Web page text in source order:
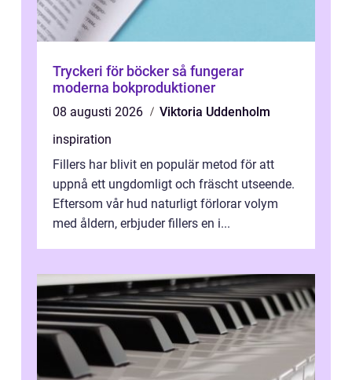
Tryckeri för böcker så fungerar
moderna bokproduktioner
08 augusti 2026
Viktoria Uddenholm
inspiration
Fillers har blivit en populär metod för att
uppnå ett ungdomligt och fräscht utseende.
Eftersom vår hud naturligt förlorar volym
med åldern, erbjuder fillers en i...